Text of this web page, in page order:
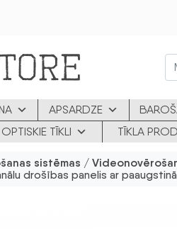
APSARDZE
OPTISKIE TĪKLI TĪKLA
sistēmas /
drošības panelis ar